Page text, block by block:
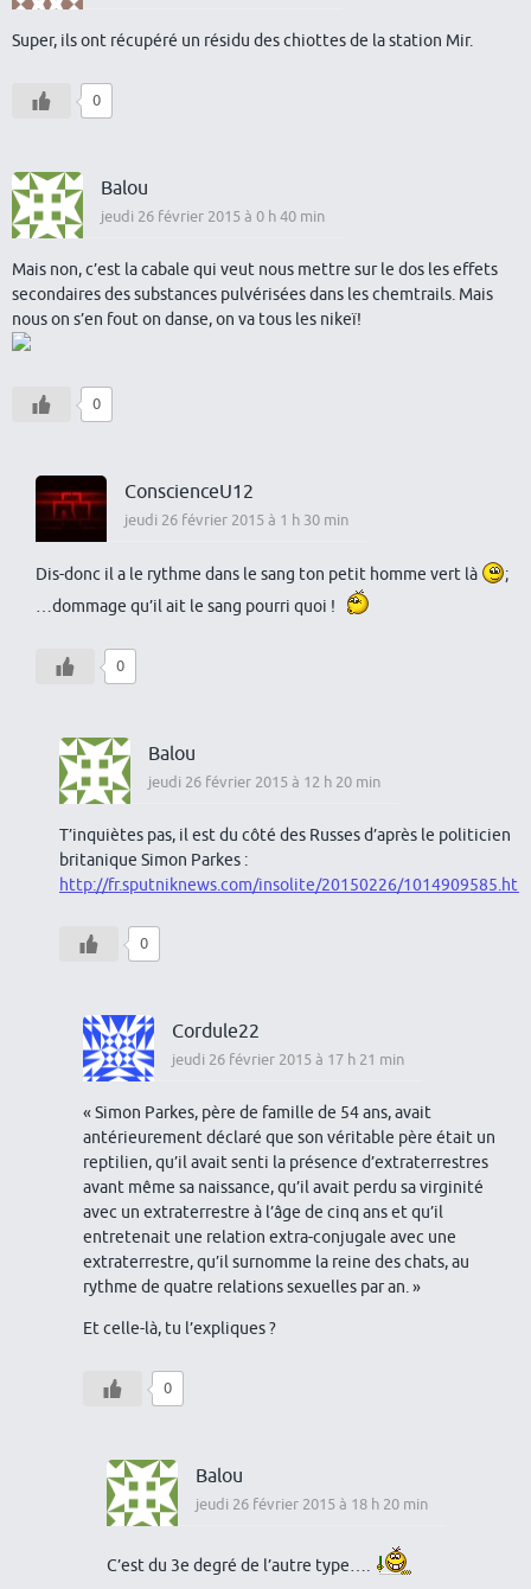
Super, ils ont récupéré un résidu des chiottes de la station Mir.
0
Balou
jeudi 26 février 2015 à 0 h 40 min
Mais non, c’est la cabale qui veut nous mettre sur le dos les effets
secondaires des substances pulvérisées dans les chemtrails. Mais
nous on s’en fout on danse, on va tous les nikeï!
0
ConscienceU12
jeudi 26 février 2015 à 1 h 30 min
Dis-donc il a le rythme dans le sang ton petit homme vert là
;
…dommage qu’il ait le sang pourri quoi !
0
Balou
jeudi 26 février 2015 à 12 h 20 min
T’inquiètes pas, il est du côté des Russes d’après le politicien
britanique Simon Parkes :
http://fr.sputniknews.com/insolite/20150226/
0
Cordule22
jeudi 26 février 2015 à 17 h 21 min
« Simon Parkes, père de famille de 54 ans, avait
antérieurement déclaré que son véritable père était un
reptilien, qu’il avait senti la présence d’extraterrestres
avant même sa naissance, qu’il avait perdu sa virginité
avec un extraterrestre à l’âge de cinq ans et qu’il
entretenait une relation extra-conjugale avec une
extraterrestre, qu’il surnomme la reine des chats, au
rythme de quatre relations sexuelles par an. »
Et celle-là, tu l’expliques ?
0
Balou
jeudi 26 février 2015 à 18 h 20 min
C’est du 3e degré de l’autre type….